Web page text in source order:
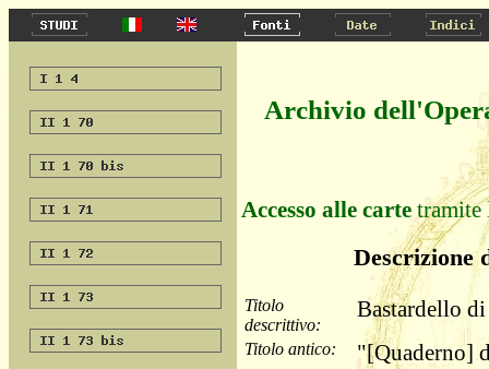
Archivio
Accesso alle cartetramite
Descrizione
Titolo
descrittivo:
Bastardello
Titolo antico: "[Quaderno]